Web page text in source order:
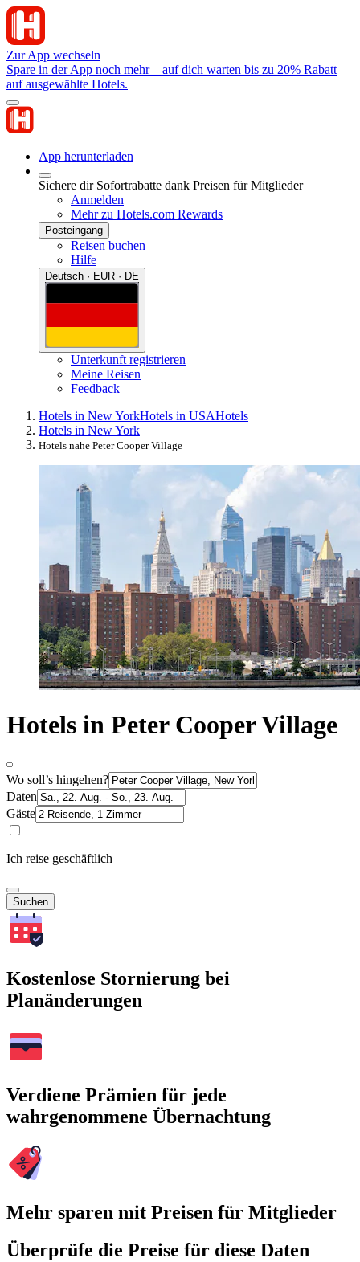
Zur App wechseln
Spare in der App noch mehr – auf dich warten bis zu 20% Rabatt
auf ausgewählte Hotels.
App herunterladen
Sichere dir Sofortrabatte dank Preisen für Mitglieder
Anmelden
Mehr zu Hotels.com Rewards
Posteingang
Reisen buchen
Hilfe
Deutsch · EUR · DE
Unterkunft registrieren
Meine Reisen
Feedback
Hotels in New YorkHotels in USAHotels
Hotels in New York
Hotels nahe Peter Cooper Village
Hotels in Peter Cooper Village
Wo soll’s hingehen?
Daten
Gäste
Ich reise geschäftlich
Suchen
Kostenlose Stornierung bei
Planänderungen
Verdiene Prämien für jede
wahrgenommene Übernachtung
Mehr sparen mit Preisen für Mitglieder
Überprüfe die Preise für diese Daten